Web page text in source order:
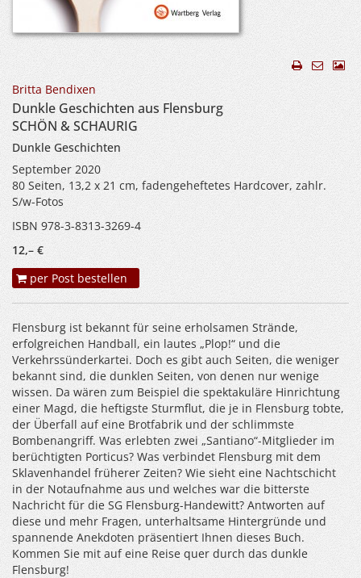
Britta Bendixen
Dunkle Geschichten aus Flensburg
SCHÖN & SCHAURIG
Dunkle Geschichten
September 2020
80 Seiten, 13,2 x 21 cm, fadengeheftetes Hardcover, zahlr.
S/w-Fotos
ISBN 978-3-8313-3269-4
12,– €
per Post bestellen
Flensburg ist bekannt für seine erholsamen Strände,
erfolgreichen Handball, ein lautes „Plop!“ und die
Verkehrssünderkartei. Doch es gibt auch Seiten, die weniger
bekannt sind, die dunklen Seiten, von denen nur wenige
wissen. Da wären zum Beispiel die spektakuläre Hinrichtung
einer Magd, die heftigste Sturmflut, die je in Flensburg tobte,
der Überfall auf eine Brotfabrik und der schlimmste
Bombenangriff. Was erlebten zwei „Santiano“-Mitglieder im
berüchtigten Porticus? Was verbindet Flensburg mit dem
Sklavenhandel früherer Zeiten? Wie sieht eine Nachtschicht
in der Notaufnahme aus und welches war die bitterste
Nachricht für die SG Flensburg-Handewitt? Antworten auf
diese und mehr Fragen, unterhaltsame Hintergründe und
spannende Anekdoten präsentiert Ihnen dieses Buch.
Kommen Sie mit auf eine Reise quer durch das dunkle
Flensburg!